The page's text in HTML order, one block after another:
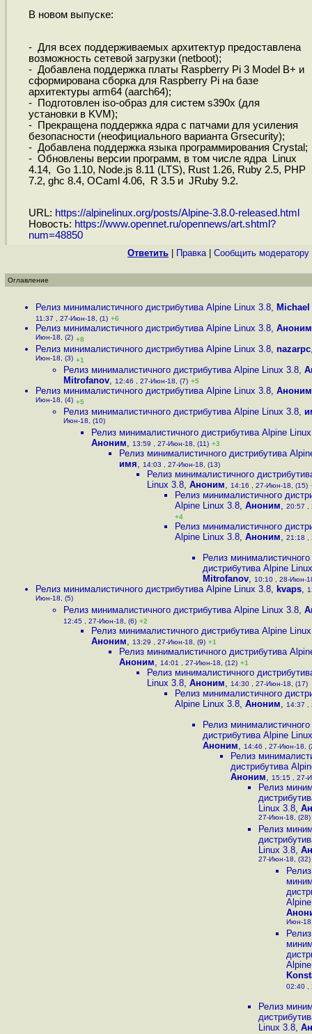
В новом выпуске:
- Для всех поддерживаемых архитектур предоставлена
возможность сетевой загрузки (netboot);
- Добавлена поддержка платы Raspberry Pi 3 Model B+ и
сформирована сборка для Raspberry Pi на базе
архитектуры arm64 (aarch64);
- Подготовлен iso-образ для систем s390x (для
установки в KVM);
- Прекращена поддержка ядра с патчами для усиления
безопасности (неофициального варианта Grsecurity);
- Добавлена поддержка языка программирования Crystal;
- Обновлены версии программ, в том числе ядра Linux
4.14, Go 1.10, Node.js 8.11 (LTS), Rust 1.26, Ruby 2.5, PHP
7.2, ghc 8.4, OCaml 4.06, R 3.5 и JRuby 9.2.
URL: https://alpinelinux.org/posts/Alpine-3.8.0-released.html
Новость: https://www.opennet.ru/opennews/art.shtml?
num=48850
Ответить Правка| Cообщить модератору
Оглавление
Релиз минималистичного дистрибутива Alpine Linux 3.8,
11:37 , 27-Июн-18, (1) +6
Релиз минималистичного дистрибутива Alpine Linux 3.8, Аноним
Июн-18, (2) +8
Релиз минималистичного дистрибутива Alpine Linux 3.8, nazarpc
Июн-18, (3) +1
Релиз минималистичного дистрибутива Alpine Linux 3.8,
Mitrofanov, 12:46 , 27-Июн-18, (7) +5
Релиз минималистичного дистрибутива Alpine Linux 3.8, Аноним
Июн-18, (4) +5
Релиз минималистичного дистрибутива Alpine Linux 3.8,
Июн-18, (10)
Релиз минималистичного дистрибутива Alpine
Аноним, 13:59 , 27-Июн-18, (11) +3
Релиз минималистичного дистрибутива
имя, 14:03 , 27-Июн-18, (13)
Релиз минималистичного
Linux 3.8, Аноним, 14:16 , 27-Июн-18, (15)
Релиз минималистичного
Alpine Linux 3.8, Аноним, 20:57 ,
+4
Релиз минималистичного
Alpine Linux 3.8, Аноним, 21:18 ,
Релиз минималистичного
дистрибутива Alpine
Mitrofanov, 10:10 , 28-Июн-
Релиз минималистичного дистрибутива Alpine Linux 3.8, kvaps,
Июн-18, (5)
Релиз минималистичного дистрибутива Alpine Linux 3.8,
12:45 , 27-Июн-18, (6) +2
Релиз минималистичного дистрибутива Alpine
Аноним, 13:29 , 27-Июн-18, (9) +1
Релиз минималистичного дистрибутива
Аноним, 14:01 , 27-Июн-18, (12) +1
Релиз минималистичного
Linux 3.8, Аноним, 14:30 , 27-Июн-18, (17)
Релиз минималистичного
Alpine Linux 3.8, Аноним, 14:37 ,
Релиз минималистичного
дистрибутива Alpine
Аноним, 14:46 , 27-Июн-18,
Релиз
дистрибутива
Аноним, 15:15 , 27-
Релиз
Linux 3.8,
27-Июн-18, (28)
Релиз
Linux 3.8,
27-Июн-18, (32)
Релиз
Июн-
Релиз
02:40 ,
Релиз
Linux 3.8,